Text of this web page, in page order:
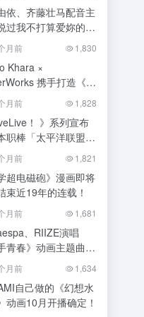
依、齐藤壮马配音主
过我不打算爱妳的下
大人，不知为何竟然
爱有加》动画化！
月前 1,830
Khara ×
携手打造《福
》新作释出特报影
月前 1,828
！ 》系列宣布
职棒「太平洋联盟6
展开第3 波合作！
月前 1,821
超电磁砲》漫画即将
束近19年的连载！
月前 1,681
、RIIZE演唱
青春》动画主题曲
式播出！
月前 1,634
自己做的《幻想水
动画10月开播确定！